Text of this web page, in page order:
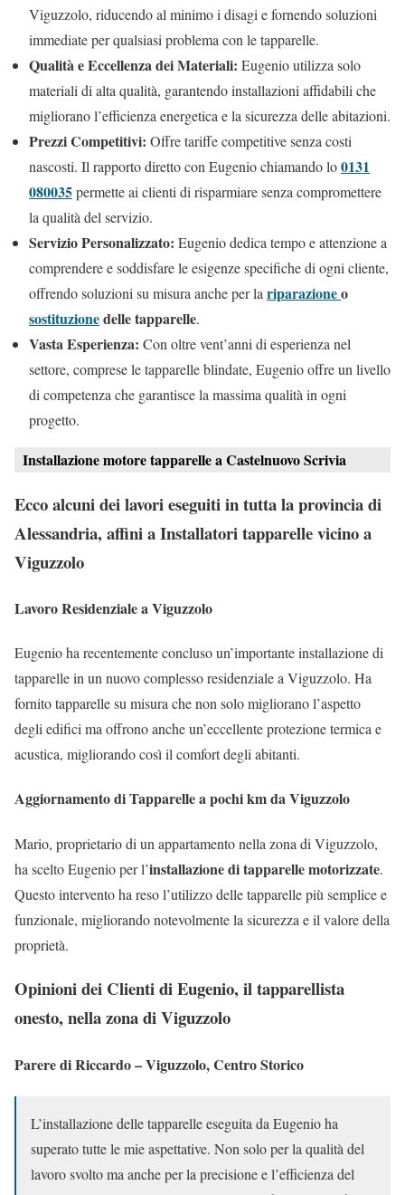
Viguzzolo, riducendo al minimo i disagi e fornendo soluzioni
immediate per qualsiasi problema con le tapparelle.
Qualità e Eccellenza dei Materiali: Eugenio utilizza solo
materiali di alta qualità, garantendo installazioni affidabili che
migliorano l’efficienza energetica e la sicurezza delle abitazioni.
Prezzi Competitivi: Offre tariffe competitive senza costi
nascosti. Il rapporto diretto con Eugenio chiamando lo0131
080035permette ai clienti di risparmiare senza compromettere
la qualità del servizio.
Servizio Personalizzato: Eugenio dedica tempo e attenzione a
comprendere e soddisfare le esigenze specifiche di ogni cliente,
offrendo soluzioni su misura anche per la riparazioneo
sostituzionedelle tapparelle.
Vasta Esperienza: Con oltre vent’anni di esperienza nel
settore, comprese le tapparelle blindate, Eugenio offre un livello
di competenza che garantisce la massima qualità in ogni
progetto.
Installazione motore tapparelle a Castelnuovo Scrivia
Ecco alcuni dei lavori eseguiti in tutta la provincia di
Alessandria, affini a Installatori tapparelle vicino a
Viguzzolo
Lavoro Residenziale a Viguzzolo
Eugenio ha recentemente concluso un’importante installazione di
tapparelle in un nuovo complesso residenziale a Viguzzolo. Ha
fornito tapparelle su misura che non solo migliorano l’aspetto
degli edifici ma offrono anche un’eccellente protezione termica e
acustica, migliorando così il comfort degli abitanti.
Aggiornamento di Tapparelle a pochi km da Viguzzolo
Mario, proprietario di un appartamento nella zona di Viguzzolo,
ha scelto Eugenio per l’installazione di tapparelle motorizzate.
Questo intervento ha reso l’utilizzo delle tapparelle più semplice e
funzionale, migliorando notevolmente la sicurezza e il valore della
proprietà.
Opinioni dei Clienti di Eugenio, il tapparellista
onesto, nella zona di Viguzzolo
Parere di Riccardo – Viguzzolo, Centro Storico
L’installazione delle tapparelle eseguita da Eugenio ha
superato tutte le mie aspettative. Non solo per la qualità del
lavoro svolto ma anche per la precisione e l’efficienza del